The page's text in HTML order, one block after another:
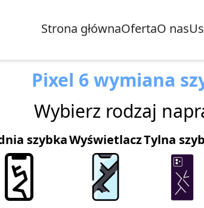
Strona głównaOfertaO nas
Pixel 6 wymiana
Wybierz rodzaj
szybkaWyświetlaczTylna